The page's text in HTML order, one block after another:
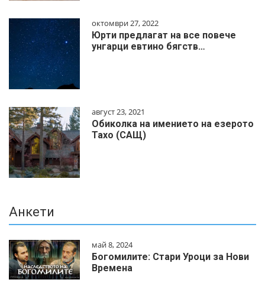
октомври 27, 2022
Юрти предлагат на все повече
унгарци евтино бягств…
август 23, 2021
Обиколка на имението на езерото
Тахо (САЩ)
Анкети
май 8, 2024
Богомилите: Стари Уроци за Нови
Времена